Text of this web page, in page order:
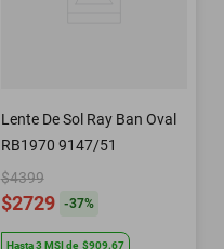
Lente De Sol Ray Ban Oval
RB1970 9147/51
$4399
$2729 -37%
Hasta3 MSIde $909.67